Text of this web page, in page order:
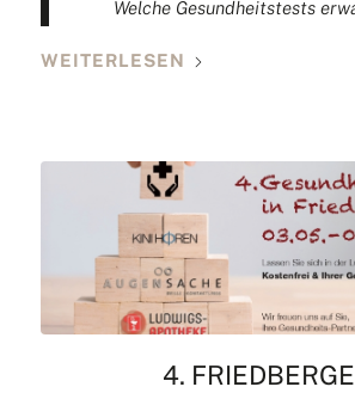
Welche Gesundheitstests
WEITERLESEN
4.